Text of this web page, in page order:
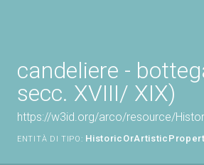
candeliere -
secc. XVIII/ XIX)
https://w3id.org/arco/resource/
ENTITÀ DI TIPO: